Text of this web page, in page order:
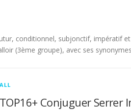
conditionnel, subjonctif, impératif
(3ème groupe), avec ses
ALL
TOP16+ Conjuguer Serrer